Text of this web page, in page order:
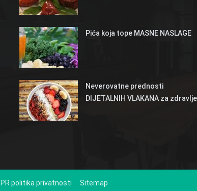
Pića koja tope MASNE NASLAGE
Neverovatne prednosti
DIJETALNIH VLAKANA za zdravlje
politika privatnosti Sitemap